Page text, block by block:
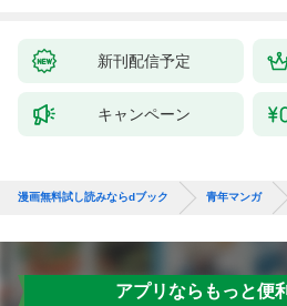
新刊配信予定
キャンペーン
漫画無料試し読みならdブック 青年マンガ
アプリならもっと便